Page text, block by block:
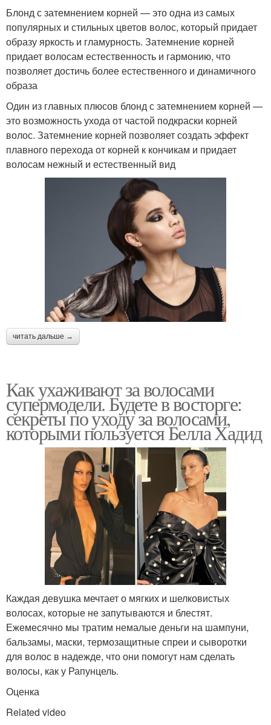
Блонд с затемнением корней — это одна из самых
популярных и стильных цветов волос, который придает
образу яркость и гламурность. Затемнение корней
придает волосам естественность и гармонию, что
позволяет достичь более естественного и динамичного
образа
Один из главных плюсов блонд с затемнением корней —
это возможность ухода от частой подкраски корней
волос. Затемнение корней позволяет создать эффект
плавного перехода от корней к кончикам и придает
волосам нежный и естественный вид
читать дальше →
Как ухаживают за волосами
супермодели. Будете в восторге:
секреты по уходу за волосами,
которыми пользуется Белла Хадид
Каждая девушка мечтает о мягких и шелковистых
волосах, которые не запутываются и блестят.
Ежемесячно мы тратим немалые деньги на шампуни,
бальзамы, маски, термозащитные спреи и сыворотки
для волос в надежде, что они помогут нам сделать
волосы, как у Рапунцель.
Оценка
Related video